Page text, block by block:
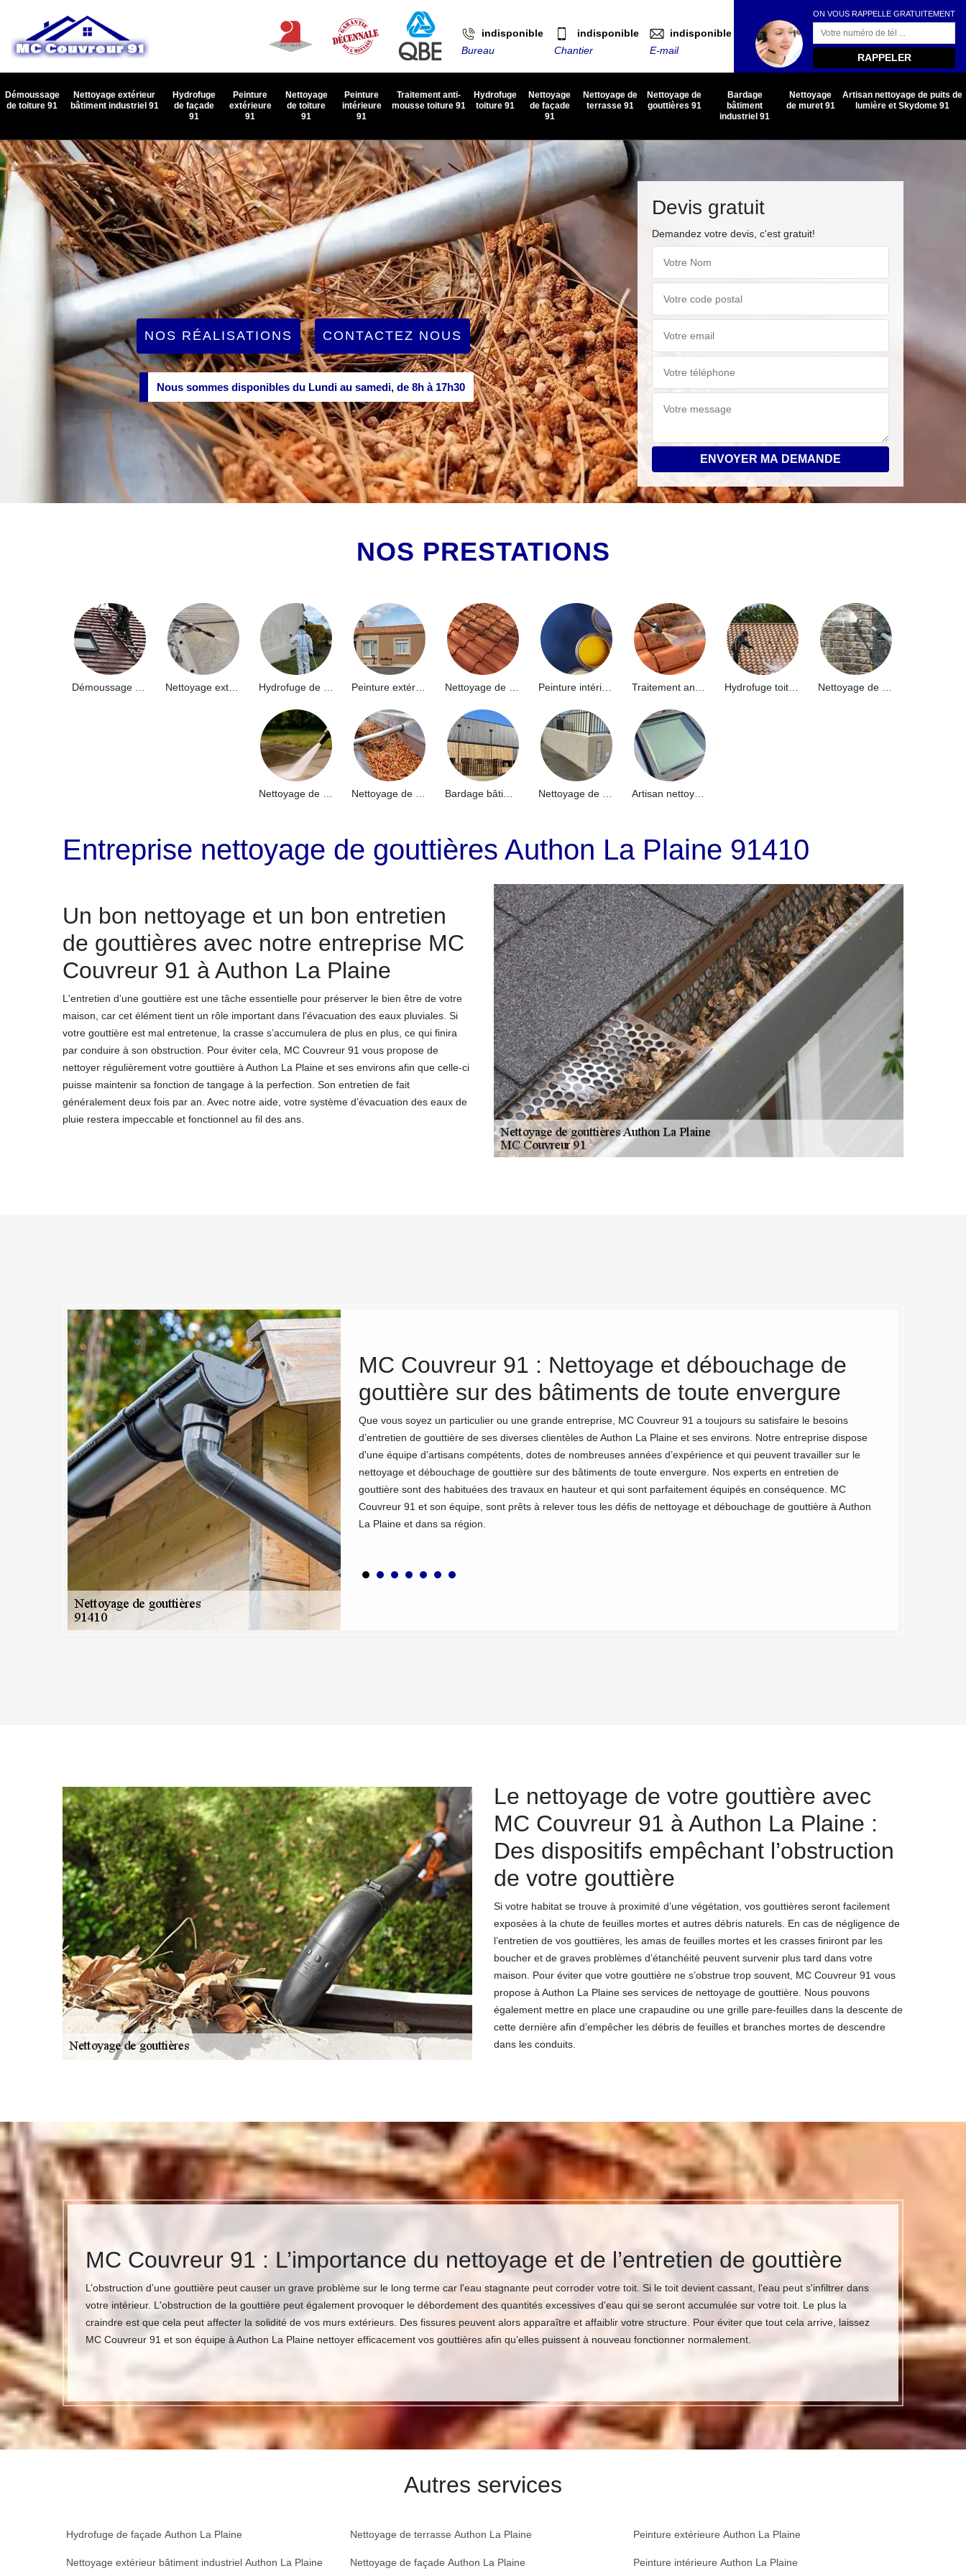
indisponible
Bureau
indisponible
Chantier
indisponible
E-mail
ON VOUS RAPPELLE GRATUITEMENT
Démoussage
de toiture 91
Nettoyage extérieur
bâtiment industriel 91
Hydrofuge
de façade
91
Peinture
extérieure
91
Nettoyage
de toiture
91
Peinture
intérieure
91
Traitement anti-
mousse toiture 91
Hydrofuge
toiture 91
Nettoyage
de façade
91
Nettoyage de
terrasse 91
Nettoyage de
gouttières 91
Bardage
bâtiment
industriel 91
Nettoyage
de muret 91
Artisan nettoyage de puits de
lumière et Skydome 91
NOS RÉALISATIONS CONTACTEZ NOUS
Nous sommes disponibles du Lundi au samedi, de 8h à 17h30
Devis gratuit
Demandez votre devis, c'est gratuit!
NOS PRESTATIONS
Nettoyage extérieur bâtiment industriel 91 Peinture intérieure 91
Artisan nettoyage de puits de lumière et Skydome 91
Entreprise nettoyage de gouttières Authon La Plaine 91410
Un bon nettoyage et un bon entretien
de gouttières avec notre entreprise MC
Couvreur 91 à Authon La Plaine
L'entretien d’une gouttière est une tâche essentielle pour préserver le bien être de votre
maison, car cet élément tient un rôle important dans l'évacuation des eaux pluviales. Si
votre gouttière est mal entretenue, la crasse s’accumulera de plus en plus, ce qui finira
par conduire à son obstruction. Pour éviter cela, MC Couvreur 91 vous propose de
nettoyer régulièrement votre gouttière à Authon La Plaine et ses environs afin que celle-ci
puisse maintenir sa fonction de tangage à la perfection. Son entretien de fait
généralement deux fois par an. Avec notre aide, votre système d’évacuation des eaux de
pluie restera impeccable et fonctionnel au fil des ans.
d’un bon nettoyage de
entreprise MC Couvreur 91 à
La Plaine sont des experts dans le domaine de l’assainissement des
pour maintenir votre système d'évacuation des eaux en bon
de nos professionnels en en entretien de gouttière est accompagné par la
10 ans. En d’autres termes, s'il y a des dommages, nous serons
Rampante ou pendante, nantaise ou anglaise, nous saurons ajuster nos
soit parfaitement débarrassée de tout ce qui peut nuire à sa bonne
MC Couvreur 91 : Nettoyage et débouchage de
gouttière sur des bâtiments de toute envergure
Que vous soyez un particulier ou une grande entreprise, MC Couvreur 91 a toujours su satisfaire le besoins
d’entretien de gouttière de ses diverses clientèles de Authon La Plaine et ses environs. Notre entreprise dispose
d'une équipe d’artisans compétents, dotes de nombreuses années d’expérience et qui peuvent travailler sur le
nettoyage et débouchage de gouttière sur des bâtiments de toute envergure. Nos experts en entretien de
gouttière sont des habituées des travaux en hauteur et qui sont parfaitement équipés en conséquence. MC
Couvreur 91 et son équipe, sont prêts à relever tous les défis de nettoyage et débouchage de gouttière à Authon
La Plaine et dans sa région.
Le nettoyage de votre gouttière avec
MC Couvreur 91 à Authon La Plaine :
Des dispositifs empêchant l’obstruction
de votre gouttière
Si votre habitat se trouve à proximité d’une végétation, vos gouttières seront facilement
exposées à la chute de feuilles mortes et autres débris naturels. En cas de négligence de
l’entretien de vos gouttières, les amas de feuilles mortes et les crasses finiront par les
boucher et de graves problèmes d’étanchéité peuvent survenir plus tard dans votre
maison. Pour éviter que votre gouttière ne s’obstrue trop souvent, MC Couvreur 91 vous
propose à Authon La Plaine ses services de nettoyage de gouttière. Nous pouvons
également mettre en place une crapaudine ou une grille pare-feuilles dans la descente de
cette dernière afin d’empêcher les débris de feuilles et branches mortes de descendre
dans les conduits.
MC Couvreur 91 : L’importance du nettoyage et de l’entretien de gouttière
L’obstruction d’une gouttière peut causer un grave problème sur le long terme car l'eau stagnante peut corroder votre toit. Si le toit devient cassant, l'eau peut s'infiltrer dans
votre intérieur. L'obstruction de la gouttière peut également provoquer le débordement des quantités excessives d'eau qui se seront accumulée sur votre toit. Le plus la
craindre est que cela peut affecter la solidité de vos murs extérieurs. Des fissures peuvent alors apparaître et affaiblir votre structure. Pour éviter que tout cela arrive, laissez
MC Couvreur 91 et son équipe à Authon La Plaine nettoyer efficacement vos gouttières afin qu’elles puissent à nouveau fonctionner normalement.
Autres services
Hydrofuge de façade Authon La Plaine
Nettoyage extérieur bâtiment industriel Authon La Plaine
Nettoyage de terrasse Authon La Plaine
Nettoyage de façade Authon La Plaine
Peinture extérieure Authon La Plaine
Peinture intérieure Authon La Plaine